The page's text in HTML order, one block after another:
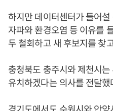
하지만 데이터센터가 들어
자파와 환경오염 등 이유를
두 철회하고 새 후보지를 찾
충청북도 충주시와 제천시
유치하겠다는 의사를 전달했